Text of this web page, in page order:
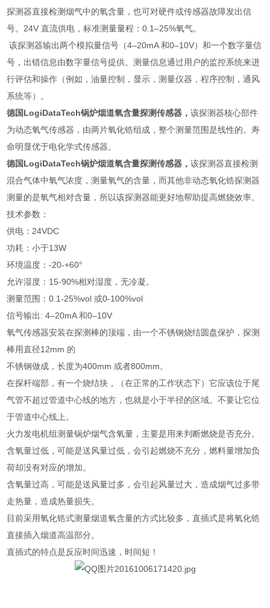
探测器直接检测烟气中的氧含量，也可对硬件或传感器故障发出信
号。24V 直流供电，标准测量量程：0.1–25%氧气。
该探测器输出两个模拟量信号（4–20mA 和0–10V）和一个数字量信
号，出错信息由数字量信号提供。测量信息通过用户的监控系统来进
行评估和操作（例如，油量控制，显示，测量仪器，程序控制，通风
系统等）。
德国LogiDataTech锅炉烟道氧含量探测传感器 ，该探测器核心部件
为动态氧气传感器，由两片氧化锆组成，整个测量范围是线性的。寿
命明显优于电化学式传感器。
德国LogiDataTech锅炉烟道氧含量探测传感器 ，该探测器直接检测
混合气体中氧气浓度，测量氧气的含量，而其他非动态氧化锆探测器
测量的是氧气相对含量，所以该探测器能更好地帮助提高燃烧效率。
技术参数：
供电：24VDC
功耗：小于13W
环境温度：-20-+60°
允许湿度：15-90%相对湿度，无冷凝。
测量范围：0.1-25%vol 或0-100%vol
信号输出: 4–20mA 和0–10V
氧气传感器安装在探测棒的顶端，由一个不锈钢烧结圆盘保护，探测
棒用直径12mm 的
不锈钢做成，长度为400mm 或者800mm。
在探杆端部，有一个烧结块，（在正常的工作状态下）它应该位于尾
气管不超过管道中心线的地方，也就是小于半径的区域。不要让它位
于管道中心线上。
火力发电机组测量锅炉烟气含氧量，主要是用来判断燃烧是否充分。
含氧量过低，可能是送风量过低，会引起燃烧不充分，燃料量增加负
荷却没有对应的增加。
含氧量过高，可能是送风量过多，会引起风量过大，造成烟气过多带
走热量，造成热量损失。
目前采用氧化锆式测量烟道氧含量的方式比较多，直插式是将氧化锆
直接插入烟道高温部分。
直插式的特点是反应时间迅速，时间短！